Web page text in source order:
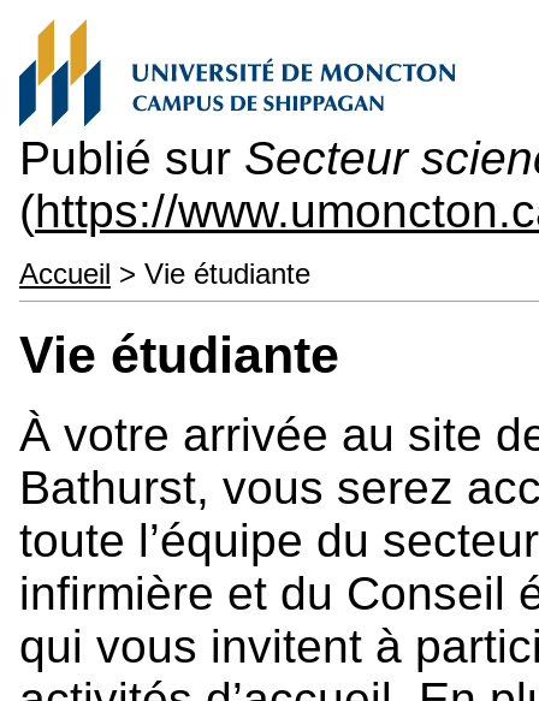
Publié sur Secteur
(https://
Accueil > Vie étudiante
Vie étudiante
À votre arrivée au site
Bathurst, vous serez
toute l’équipe du
infirmière et du Conseil
qui vous invitent à